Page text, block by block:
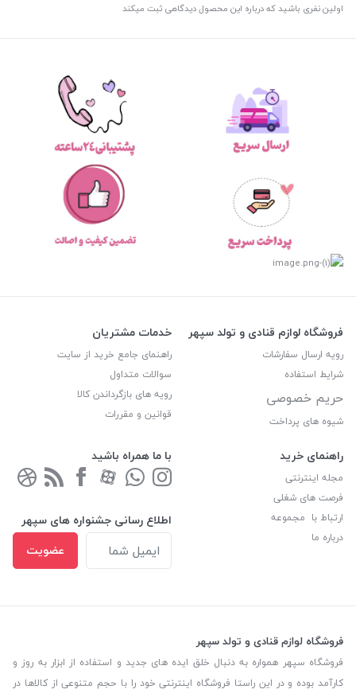
اولین نفری باشید که درباره این محصول دیدگاهی ثبت میکند
فروشگاه لوازم قنادی و تولد سپهر
رویه ارسال سفارشات
شرایط استفاده
حریم خصوصی
شیوه های پرداخت
خدمات مشتریان
راهنمای جامع خرید از سایت
سوالات متداول
رویه های بازگرداندن کالا
قوانین و مقررات
راهنمای خرید
مجله اینترنتی
فرصت های شغلی
ارتباط با مجموعه
درباره ما
با ما همراه باشید
اطلاع رسانی جشنواره های سپهر
عضویت
فروشگاه لوازم قنادی و تولد سپهر
فروشگاه سپهر همواره به دنبال خلق ایده های جدید و استفاده از ابزار به روز و
کارآمد بوده و در این راستا فروشگاه اینترنتی خود را با حجم متنوعی از کالاها در